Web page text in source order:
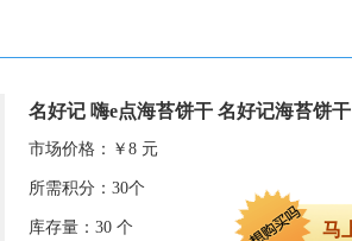
名好记 嗨e点海苔饼干 名好记海苔饼
市场价格： ￥8 元
所需积分 ： 30个
库存量：30 个 马